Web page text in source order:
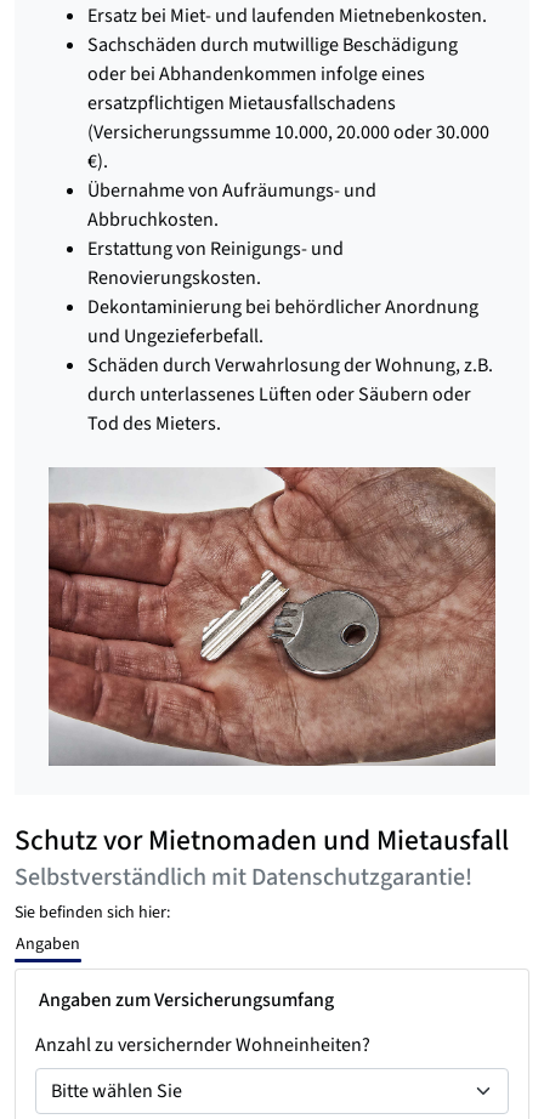
Ersatz bei Miet- und laufenden Mietnebenkosten.
Sachschäden durch mutwillige Beschädigung
oder bei Abhandenkommen infolge eines
ersatzpflichtigen Mietausfallschadens
(Versicherungssumme 10.000, 20.000 oder 30.000
€).
Übernahme von Aufräumungs- und
Abbruchkosten.
Erstattung von Reinigungs- und
Renovierungskosten.
Dekontaminierung bei behördlicher Anordnung
und Ungezieferbefall.
Schäden durch Verwahrlosung der Wohnung, z.B.
durch unterlassenes Lüften oder Säubern oder
Tod des Mieters.
Schutz vor Mietnomaden und Mietausfall
Selbstverständlich mit Datenschutzgarantie!
Sie befinden sich hier:
Angaben
Angaben zum Versicherungsumfang
Anzahl zu versichernder Wohneinheiten?